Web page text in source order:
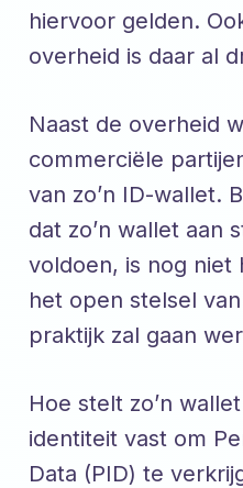
hiervoor gelden.
overheid is daar al
Naast de overheid
commerciële
van zo’n ID-wallet.
dat zo’n wallet aan
voldoen, is nog niet
het open stelsel
praktijk zal gaan
Hoe stelt zo’n
identiteit vast om
Data (PID) te